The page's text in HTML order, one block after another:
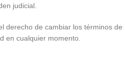
judicial.
derecho de cambiar los términos de
en cualquier momento.